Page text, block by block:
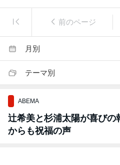
前のページ
月別
テーマ別
ABEMA
辻希美と杉浦太陽が喜びの
からも祝福の声